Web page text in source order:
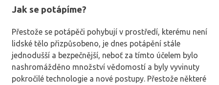
Jak se potápíme?
Přestože se potápěči pohybují v prostředí, kterému není
lidské tělo přizpůsobeno, je dnes potápění stále
jednodušší a bezpečnější, neboť za tímto účelem bylo
nashromážděno množství vědomostí a byly vyvinuty
pokročilé technologie a nové postupy. Přestože některé